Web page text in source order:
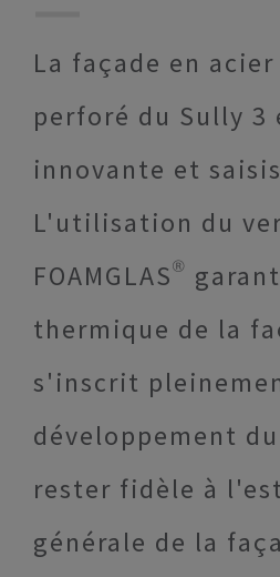
La façade en
perforé du Sully 3
innovante et
L'utilisation du
FOAMGLAS®
thermique de la
s'inscrit
développement
rester fidèle à
générale de la